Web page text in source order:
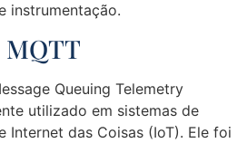
instrumentação.
Queuing Telemetry
utilizado em sistemas de
Internet das Coisas (IoT). Ele foi